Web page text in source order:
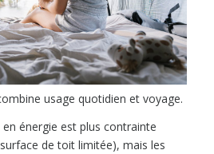
usage quotidien et voyage.
énergie est plus contrainte
de toit limitée), mais les